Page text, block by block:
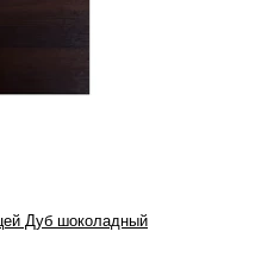
Дуб шоколадный